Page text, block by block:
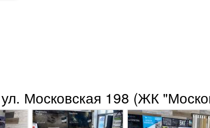
Московская 198 (ЖК